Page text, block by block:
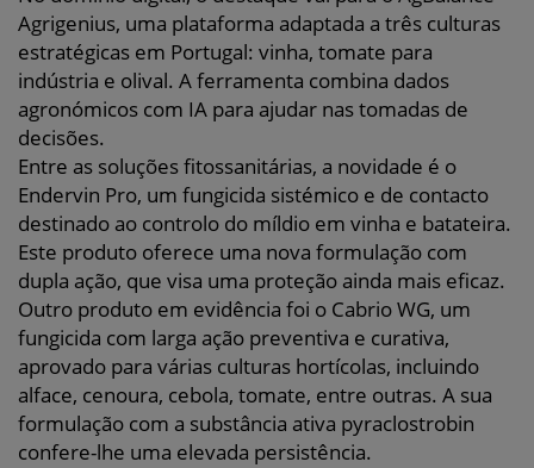
Agrigenius, uma plataforma adaptada a três culturas
estratégicas em Portugal: vinha, tomate para
indústria e olival. A ferramenta combina dados
agronómicos com IA para ajudar nas tomadas de
decisões.
Entre as soluções fitossanitárias, a novidade é o
Endervin Pro, um fungicida sistémico e de contacto
destinado ao controlo do míldio em vinha e batateira.
Este produto oferece uma nova formulação com
dupla ação, que visa uma proteção ainda mais eficaz.
Outro produto em evidência foi o Cabrio WG, um
fungicida com larga ação preventiva e curativa,
aprovado para várias culturas hortícolas, incluindo
alface, cenoura, cebola, tomate, entre outras. A sua
formulação com a substância ativa pyraclostrobin
confere-lhe uma elevada persistência.